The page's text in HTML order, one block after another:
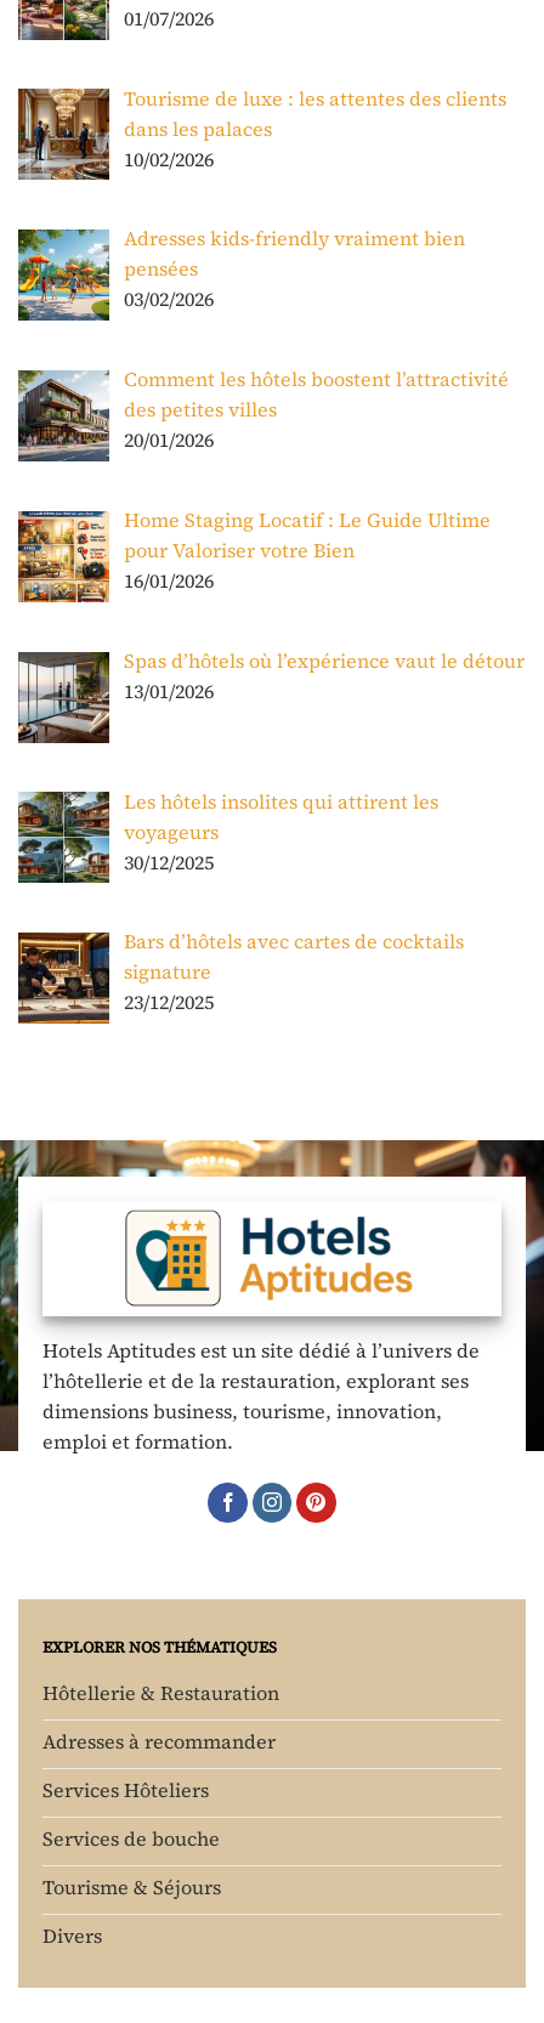
01/07/2026
Tourisme de luxe : les attentes des clients
dans les palaces
10/02/2026
Adresses kids-friendly vraiment bien
pensées
03/02/2026
Comment les hôtels boostent l’attractivité
des petites villes
20/01/2026
Home Staging Locatif : Le Guide Ultime
pour Valoriser votre Bien
16/01/2026
Spas d’hôtels où l’expérience vaut le détour
13/01/2026
Les hôtels insolites qui attirent les
voyageurs
30/12/2025
Bars d’hôtels avec cartes de cocktails
signature
23/12/2025
Hotels Aptitudes est un site dédié à l’univers de
l’hôtellerie et de la restauration, explorant ses
dimensions business, tourisme, innovation,
emploi et formation.
EXPLORER NOS THÉMATIQUES
Hôtellerie & Restauration
Adresses à recommander
Services Hôteliers
Services de bouche
Tourisme & Séjours
Divers